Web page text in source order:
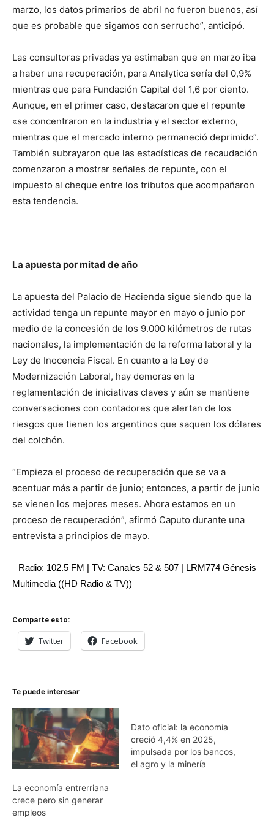
marzo, los datos primarios de abril no fueron buenos, así
que es probable que sigamos con serrucho”, anticipó.
Las consultoras privadas ya estimaban que en marzo iba
a haber una recuperación, para Analytica sería del 0,9%
mientras que para Fundación Capital del 1,6 por ciento.
Aunque, en el primer caso, destacaron que el repunte
«se concentraron en la industria y el sector externo,
mientras que el mercado interno permaneció deprimido“.
También subrayaron que las estadísticas de recaudación
comenzaron a mostrar señales de repunte, con el
impuesto al cheque entre los tributos que acompañaron
esta tendencia.
La apuesta por mitad de año
La apuesta del Palacio de Hacienda sigue siendo que la
actividad tenga un repunte mayor en mayo o junio por
medio de la concesión de los 9.000 kilómetros de rutas
nacionales, la implementación de la reforma laboral y la
Ley de Inocencia Fiscal. En cuanto a la Ley de
Modernización Laboral, hay demoras en la
reglamentación de iniciativas claves y aún se mantiene
conversaciones con contadores que alertan de los
riesgos que tienen los argentinos que saquen los dólares
del colchón.
“Empieza el proceso de recuperación que se va a
acentuar más a partir de junio; entonces, a partir de junio
se vienen los mejores meses. Ahora estamos en un
proceso de recuperación”, afirmó Caputo durante una
entrevista a principios de mayo.
Radio: 102.5 FM | TV: Canales 52 & 507 | LRM774 Génesis
Multimedia ((HD Radio & TV))
Comparte esto:
Twitter Facebook
Te puede interesar
La economía entrerriana
crece pero sin generar
empleos
Dato oficial: la economía
creció 4,4% en 2025,
impulsada por los bancos,
el agro y la minería